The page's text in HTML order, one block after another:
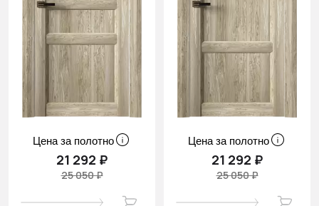
Цена за полотно
21 292 ₽
25 050 ₽
Цена за полотно
21 292 ₽
25 050 ₽